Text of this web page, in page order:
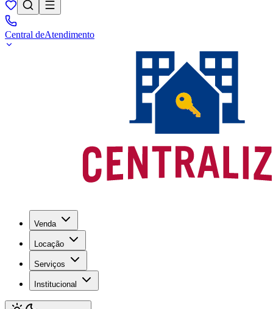
Central deAtendimento
Venda
Locação
Serviços
Institucional